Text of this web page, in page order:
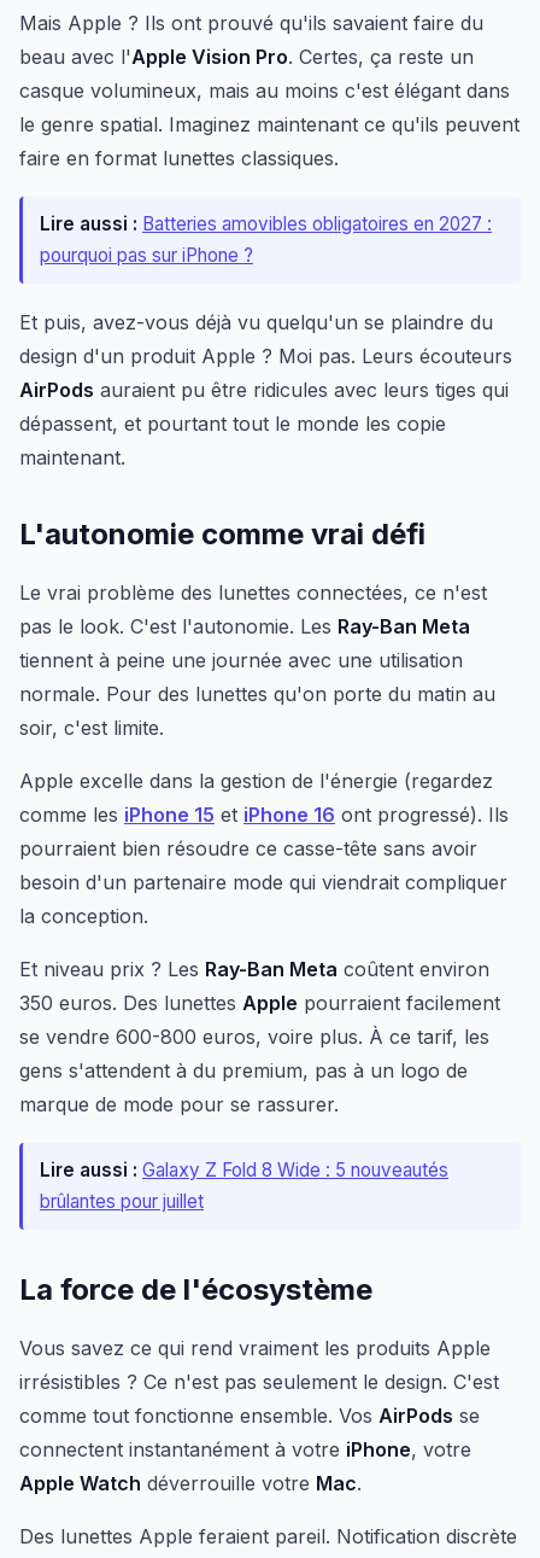
Mais Apple ? Ils ont prouvé qu'ils savaient faire du
beau avec l'Apple Vision Pro. Certes, ça reste un
casque volumineux, mais au moins c'est élégant dans
le genre spatial. Imaginez maintenant ce qu'ils peuvent
faire en format lunettes classiques.
Lire aussi : Batteries amovibles obligatoires en 2027 :
pourquoi pas sur iPhone ?
Et puis, avez-vous déjà vu quelqu'un se plaindre du
design d'un produit Apple ? Moi pas. Leurs écouteurs
AirPods auraient pu être ridicules avec leurs tiges qui
dépassent, et pourtant tout le monde les copie
maintenant.
L'autonomie comme vrai défi
Le vrai problème des lunettes connectées, ce n'est
pas le look. C'est l'autonomie. Les Ray-Ban Meta
tiennent à peine une journée avec une utilisation
normale. Pour des lunettes qu'on porte du matin au
soir, c'est limite.
Apple excelle dans la gestion de l'énergie (regardez
comme les iPhone 15 et iPhone 16 ont progressé). Ils
pourraient bien résoudre ce casse-tête sans avoir
besoin d'un partenaire mode qui viendrait compliquer
la conception.
Et niveau prix ? Les Ray-Ban Meta coûtent environ
350 euros. Des lunettes Apple pourraient facilement
se vendre 600-800 euros, voire plus. À ce tarif, les
gens s'attendent à du premium, pas à un logo de
marque de mode pour se rassurer.
Lire aussi : Galaxy Z Fold 8 Wide : 5 nouveautés
brûlantes pour juillet
La force de l'écosystème
Vous savez ce qui rend vraiment les produits Apple
irrésistibles ? Ce n'est pas seulement le design. C'est
comme tout fonctionne ensemble. Vos AirPods se
connectent instantanément à votre iPhone, votre
Apple Watch déverrouille votre Mac.
Des lunettes Apple feraient pareil. Notification discrète